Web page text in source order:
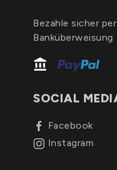
Bezahle sicher
Banküberweisung
SOCIAL
Facebook
Instagram